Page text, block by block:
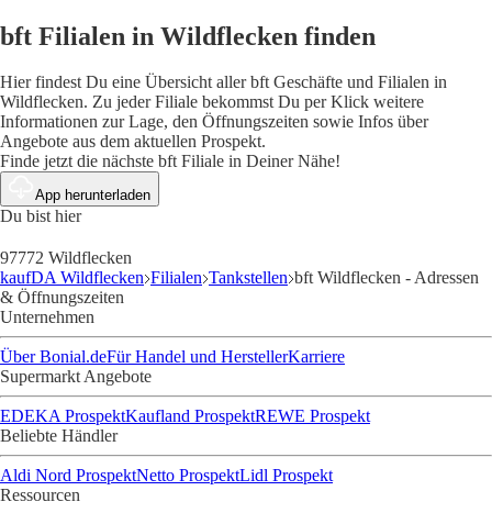
bft Filialen in Wildflecken finden
Hier findest Du eine Übersicht aller bft Geschäfte und Filialen in
Wildflecken. Zu jeder Filiale bekommst Du per Klick weitere
Informationen zur Lage, den Öffnungszeiten sowie Infos über
Angebote aus dem aktuellen Prospekt.
Finde jetzt die nächste bft Filiale in Deiner Nähe!
App herunterladen
Du bist hier
97772 Wildflecken
kaufDA Wildflecken Filialen Tankstellen bft Wildflecken - Adressen
& Öffnungszeiten
Unternehmen
Über Bonial.deFür Handel und HerstellerKarriere
Supermarkt Angebote
EDEKA ProspektKaufland ProspektREWE Prospekt
Beliebte Händler
Aldi Nord ProspektNetto ProspektLidl Prospekt
Ressourcen